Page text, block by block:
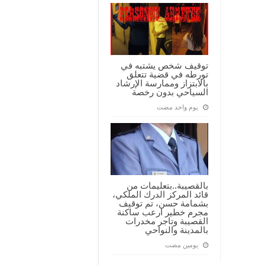
توقيف شخص يشتبه في
تورطه في قضية تتعلق
بالابتزاز وممارسة الإرشاد
السياحي بدون رخصة
‏يوم واحد مضت
بالقصيبة..بتعليمات من
قائد المركز الدرك الملكي،
بشمامة حسن، تم توقيف
مجرم خطير ارعب ساكنة
القصيبة وتاجر مخدرات
بالمدينة والنواحي
‏يومين مضت